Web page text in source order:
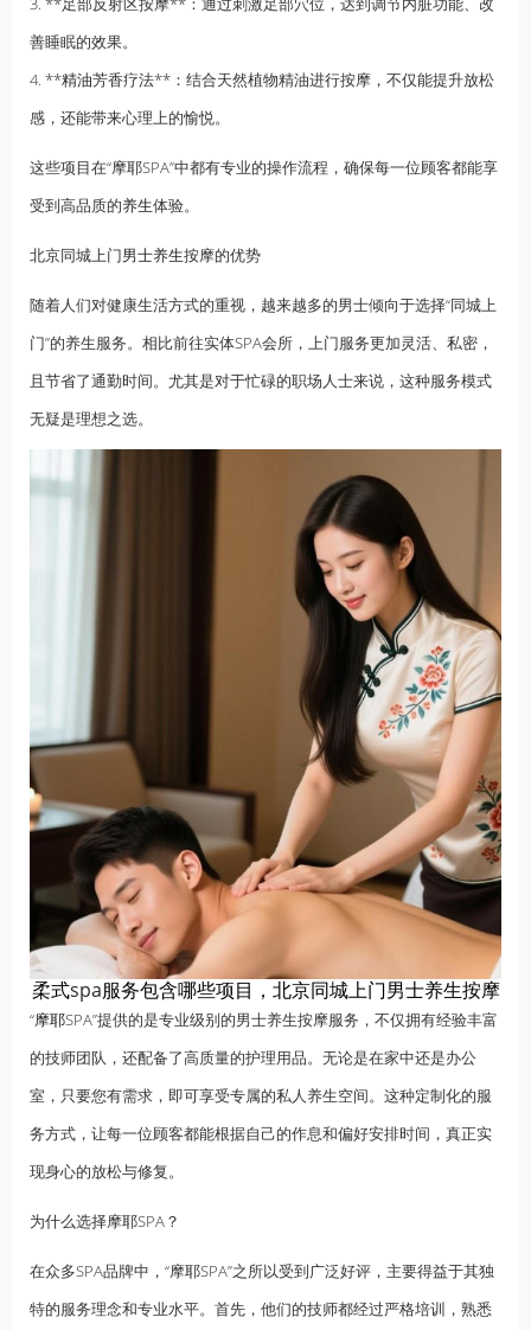
善睡眠的效果。
4. **精油芳香疗法**：结合天然植物精油进行按摩，不仅能提升放松
感，还能带来心理上的愉悦。
这些项目在“摩耶SPA”中都有专业的操作流程，确保每一位顾客都能享
受到高品质的养生体验。
北京同城上门男士养生按摩的优势
随着人们对健康生活方式的重视，越来越多的男士倾向于选择“同城上
门”的养生服务。相比前往实体SPA会所，上门服务更加灵活、私密，
且节省了通勤时间。尤其是对于忙碌的职场人士来说，这种服务模式
无疑是理想之选。
柔式spa服务包含哪些项目，北京同城上门男士养生按摩
“摩耶SPA”提供的是专业级别的男士养生按摩服务，不仅拥有经验丰富
的技师团队，还配备了高质量的护理用品。无论是在家中还是办公
室，只要您有需求，即可享受专属的私人养生空间。这种定制化的服
务方式，让每一位顾客都能根据自己的作息和偏好安排时间，真正实
现身心的放松与修复。
为什么选择摩耶SPA？
在众多SPA品牌中，“摩耶SPA”之所以受到广泛好评，主要得益于其独
特的服务理念和专业水平。首先，他们的技师都经过严格培训，熟悉